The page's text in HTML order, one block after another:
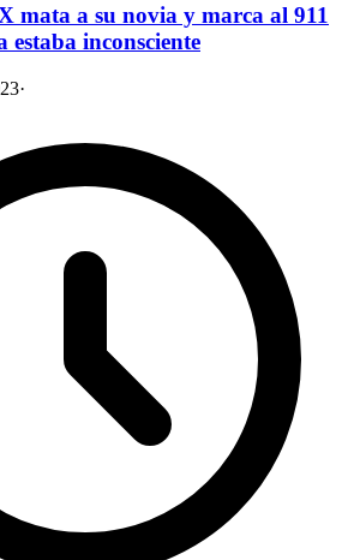
mata a su novia y marca al 911
estaba inconsciente
·